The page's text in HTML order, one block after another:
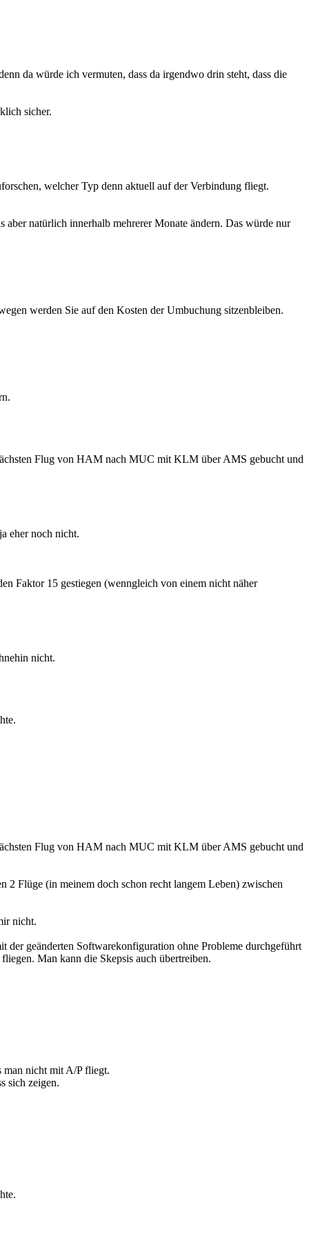
da würde ich vermuten, dass da irgendwo drin steht, dass die
sicher.
welcher Typ denn aktuell auf der Verbindung fliegt.
aber natürlich innerhalb mehrerer Monate ändern. Das würde nur
werden Sie auf den Kosten der Umbuchung sitzenbleiben.
Flug von HAM nach MUC mit KLM über AMS gebucht und
eher noch nicht.
Faktor 15 gestiegen (wenngleich von einem nicht näher
nicht.
Flug von HAM nach MUC mit KLM über AMS gebucht und
2 Flüge (in meinem doch schon recht langem Leben) zwischen
nicht.
geänderten Softwarekonfiguration ohne Probleme durchgeführt
Man kann die Skepsis auch übertreiben.
man nicht mit A/P fliegt.
sich zeigen.